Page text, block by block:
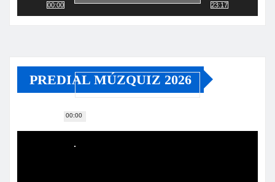
00:00
00:00
23:17
PREDIAL MÚZQUIZ 2026
Reproductor